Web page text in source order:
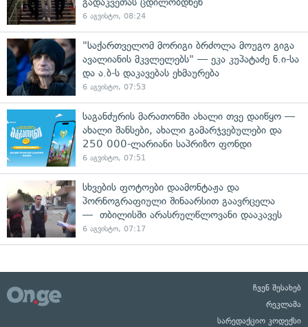
6 აგვისტო, 08:24
"საქართველომ მორიგი ბრძოლა მოუგო გიგა
ავალიანის მკვლელებს" — ეკა კუპატაძე ნ.ი-სა
და ა.ბ-ს დაკავებას ეხმაურება
6 აგვისტო, 07:53
საგანძურის მარათონში ახალი თვე დაიწყო —
ახალი შანსები, ახალი გამარჯვებულები და
250 000-ლარიანი საპრიზო ფონდი
6 აგვისტო, 07:51
სხვების ფოტოები დაამონტაჟა და
პორნოგრაფიული შინაარსით გაავრცელა
— თბილისში არასრულწლოვანი დააკავეს
6 აგვისტო, 07:17
ჩვენ შესახებ
რეკლამა
სარედაქციო კოდექსი